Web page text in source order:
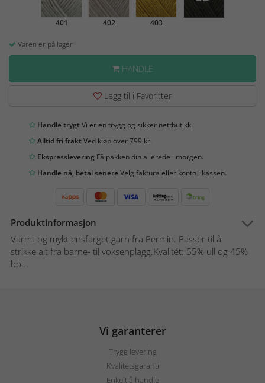
401 402 403
Varen er på lager
HANDLE
Legg til i Favoritter
Handle trygtVi er en trygg og sikker nettbutikk.
Alltid fri fraktVed kjøp over 799 kr.
Ekspresslevering Få pakken din allerede i morgen.
Handle nå, betal senereVelg faktura eller konto i kassen.
Produktinformasjon
Varmt og mykt ensfarget garn fra Permin. Passer til å
strikke alt fra barne- til voksenplagg.Kvalitét: 55% ull og 45%
bo...
Vi garanterer
Trygg levering
Kvalitetsgaranti
Enkelt å handle